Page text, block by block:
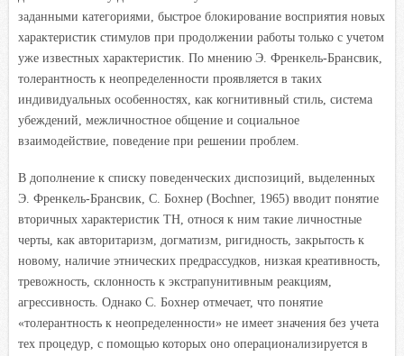
заданными категориями, быстрое блокирование восприятия новых
характеристик стимулов при продолжении работы только с учетом
уже известных характеристик. По мнению Э. Френкель-Брансвик,
толерантность к неопределенности проявляется в таких
индивидуальных особенностях, как когнитивный стиль, система
убеждений, межличностное общение и социальное
взаимодействие, поведение при решении проблем.
В дополнение к списку поведенческих диспозиций, выделенных
Э. Френкель-Брансвик, С. Бохнер (Bochner, 1965) вводит понятие
вторичных характеристик ТН, относя к ним такие личностные
черты, как авторитаризм, догматизм, ригидность, закрытость к
новому, наличие этнических предрассудков, низкая креативность,
тревожность, склонность к экстрапунитивным реакциям,
агрессивность. Однако С. Бохнер отмечает, что понятие
«толерантность к неопределенности» не имеет значения без учета
тех процедур, с помощью которых оно операционализируется в